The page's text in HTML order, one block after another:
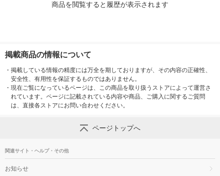
商品を閲覧すると履歴が表示されます
掲載商品の情報について
・ 掲載している情報の精度には万全を期しておりますが、その内容の正確性、
安全性、有用性を保証するものではありません。
・ 現在ご覧になっているページは、この商品を取り扱うストアによって運営さ
れています。ページに記載されている内容や商品、ご購入に関するご質問
は、直接各ストアにお問い合わせください。
ページトップへ
関連サイト・ヘルプ・その他
お知らせ